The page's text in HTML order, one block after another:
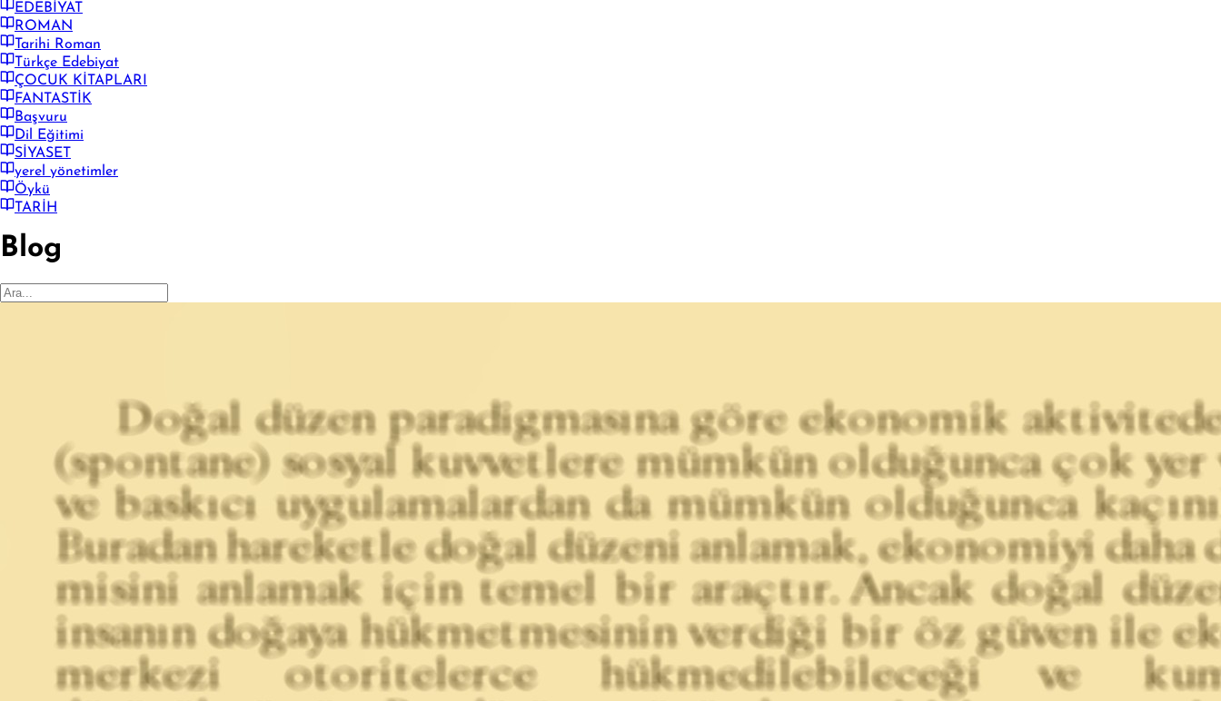
EDEBİYAT
ROMAN
Tarihi Roman
Türkçe Edebiyat
ÇOCUK KİTAPLARI
FANTASTİK
Başvuru
Dil Eğitimi
SİYASET
yerel yönetimler
Öykü
TARİH
Blog